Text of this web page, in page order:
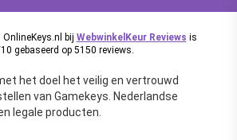
OnlineKeys.nl bij WebwinkelKeur Reviews is
gebaseerd op 5150 reviews.
het doel het veilig en vertrouwd
van Gamekeys. Nederlandse
legale producten.